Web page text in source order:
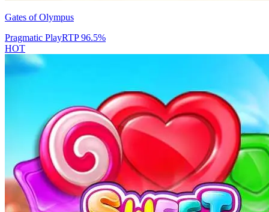
Gates of Olympus
Pragmatic PlayRTP96.5%
HOT